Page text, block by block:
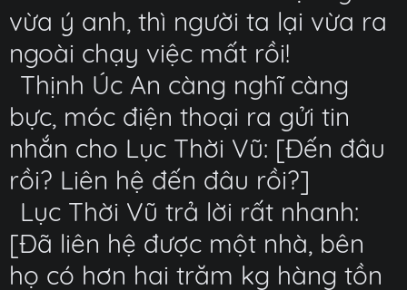
vừa ý anh, thì người ta lại vừa ra
ngoài chạy việc mất rồi!
Thịnh Úc An càng nghĩ càng
bực, móc điện thoại ra gửi tin
nhắn cho Lục Thời Vũ: [Đến đâu
rồi? Liên hệ đến đâu rồi?]
Lục Thời Vũ trả lời rất nhanh:
[Đã liên hệ được một nhà, bên
họ có hơn hai trăm kg hàng tồn